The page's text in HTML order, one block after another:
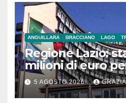
ANGUILLARA BRACCIANO LAGO
Regione Lazio:
milioni di euro
Comuni
Meridionale
5 AGOSTO 2026